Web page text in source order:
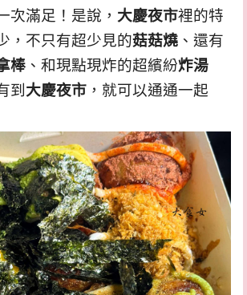
次滿足！是說， 大慶夜市裡的特
，不只有超少見的菇菇燒 、還有
棒 、和現點現炸的超繽紛炸湯
到 大慶夜市 ，就可以通通一起